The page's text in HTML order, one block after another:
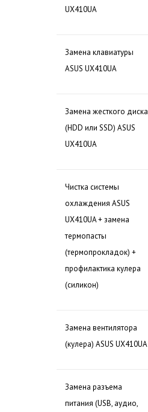
UX410UA
Замена клавиатуры
ASUS UX410UA
Замена жесткого диска
(HDD или SSD) ASUS
UX410UA
Чистка системы
охлаждения ASUS
UX410UA + замена
термопасты
(термопрокладок) +
профилактика кулера
(силикон)
Замена вентилятора
(кулера) ASUS UX410UA
Замена разъема
питания (USB, аудио,